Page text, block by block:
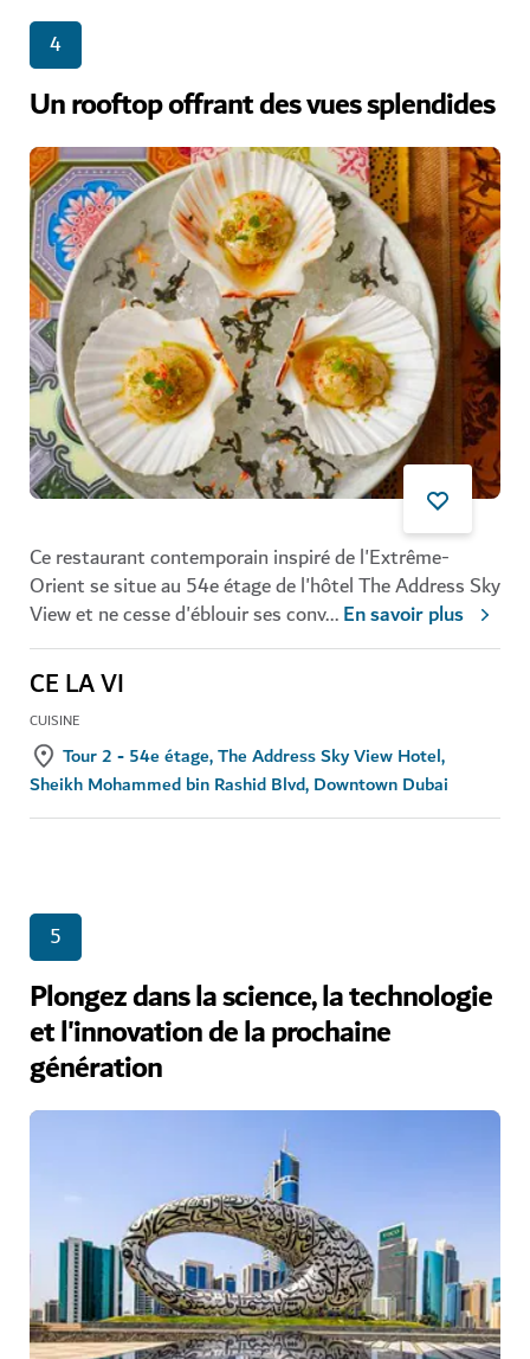
4
Un rooftop offrant des vues splendides
Ce restaurant contemporain inspiré de l'Extrême-
Orient se situe au 54e étage de l'hôtel The Address Sky
View et ne cesse d'éblouir ses conv...En savoir plus
CE LA VI
CUISINE
Tour 2 - 54e étage, The Address Sky View Hotel,
Sheikh Mohammed bin Rashid Blvd, Downtown Dubai
5
Plongez dans la science, la technologie
et l'innovation de la prochaine
génération